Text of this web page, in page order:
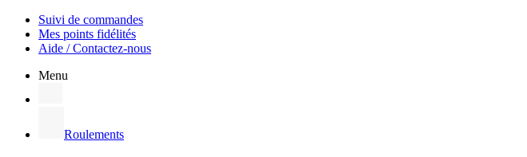
Suivi de commandes
Mes points fidélités
Aide / Contactez-nous
Menu
Roulements